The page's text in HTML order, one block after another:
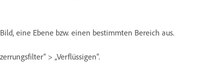
eine Ebene bzw. einen bestimmten Bereich aus.
> „Verflüssigen“.